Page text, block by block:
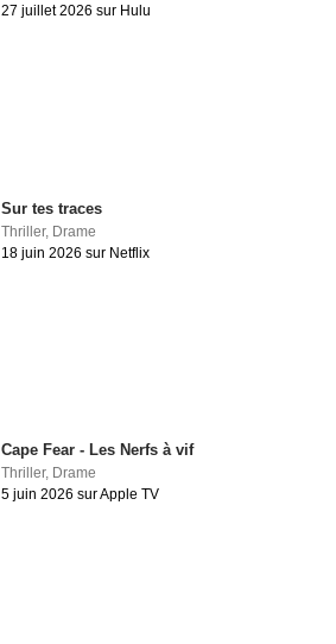
27 juillet 2026 sur Hulu
Sur tes traces
Thriller, Drame
18 juin 2026 sur Netflix
Cape Fear - Les Nerfs à vif
Thriller, Drame
5 juin 2026 sur Apple TV